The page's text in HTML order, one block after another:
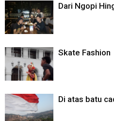
Dari Ngopi
Skate Fashion
Di atas batu